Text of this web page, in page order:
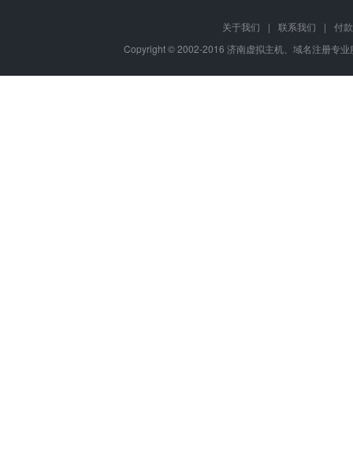
关于我们 | 联系我们 |
付
Copyright © 2002-2016 济南虚拟主机、域名注册专